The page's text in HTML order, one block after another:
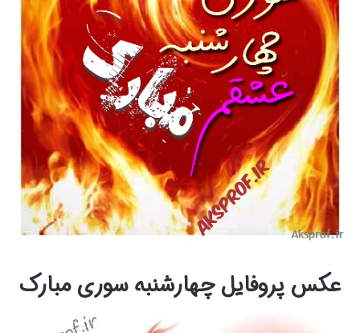
عکس پروفایل چهارشنبه سوری مبارک